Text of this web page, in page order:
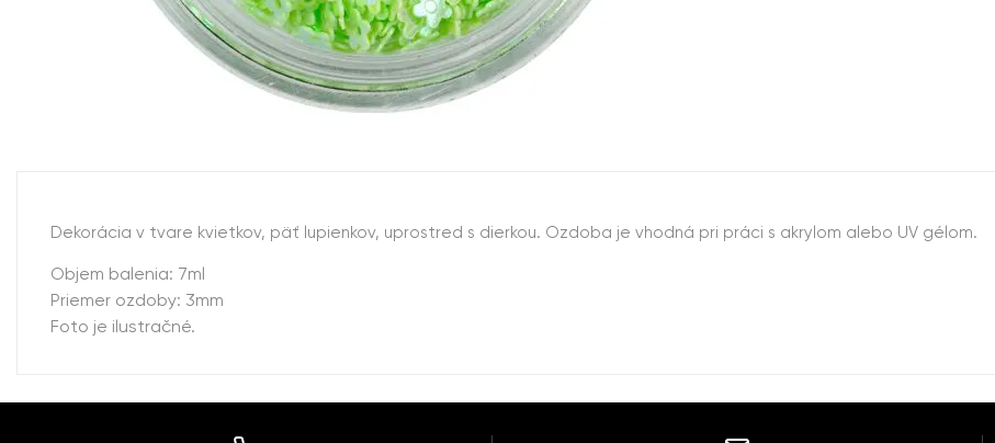
Dekorácia v tvare kvietkov, päť lupienkov, uprostred s dierkou. Ozdoba je vhodná pri práci s akrylom alebo UV gélom.
Objem balenia: 7ml
Priemer ozdoby: 3mm
Foto je ilustračné.